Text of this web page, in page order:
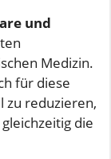
und
Medizin.
für diese
zu reduzieren,
die